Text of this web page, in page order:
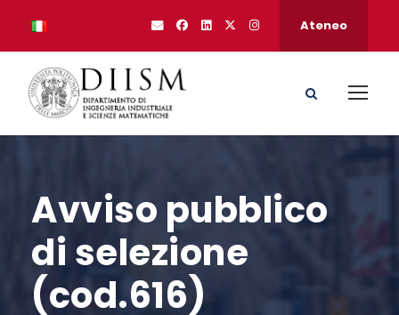
Ateneo
Avviso pubblico
di selezione
(cod.616)